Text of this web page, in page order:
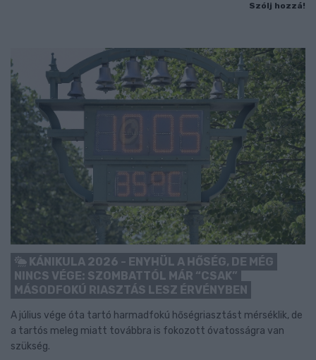
Szólj hozzá!
KÁNIKULA 2026 - ENYHÜL A HŐSÉG, DE MÉG
NINCS VÉGE: SZOMBATTÓL MÁR “CSAK”
MÁSODFOKÚ RIASZTÁS LESZ ÉRVÉNYBEN
A július vége óta tartó harmadfokú hőségriasztást mérséklik, de
a tartós meleg miatt továbbra is fokozott óvatosságra van
szükség.